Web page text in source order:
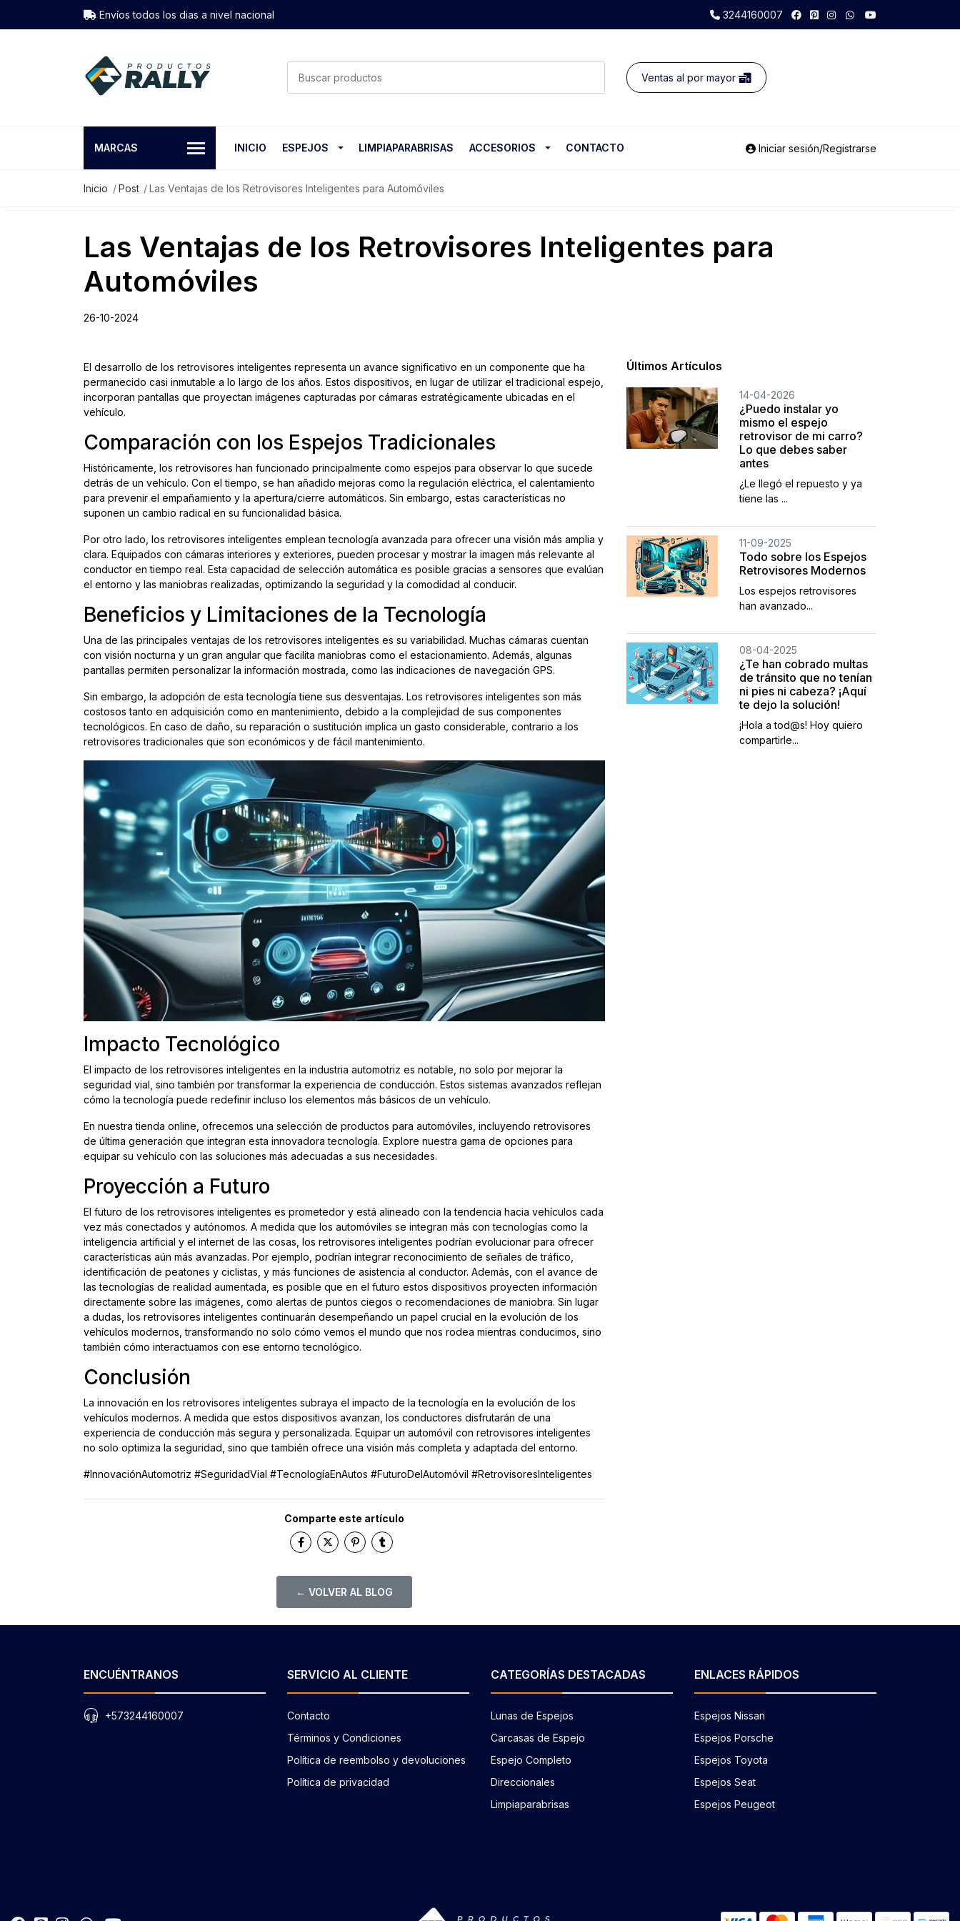
Envíos todos los dias a nivel nacional 3244160007
Ventas al por mayor
MARCAS INICIO ESPEJOS LIMPIAPARABRISAS ACCESORIOS CONTACTO Iniciar sesión/Registrarse
Inicio Post Las Ventajas de los Retrovisores Inteligentes para Automóviles
Las Ventajas de los Retrovisores Inteligentes para
Automóviles
26-10-2024
El desarrollo de los retrovisores inteligentes representa un avance significativo en un componente que ha
permanecido casi inmutable a lo largo de los años. Estos dispositivos, en lugar de utilizar el tradicional espejo,
incorporan pantallas que proyectan imágenes capturadas por cámaras estratégicamente ubicadas en el
vehículo.
Comparación con los Espejos Tradicionales
Históricamente, los retrovisores han funcionado principalmente como espejos para observar lo que sucede
detrás de un vehículo. Con el tiempo, se han añadido mejoras como la regulación eléctrica, el calentamiento
para prevenir el empañamiento y la apertura/cierre automáticos. Sin embargo, estas características no
suponen un cambio radical en su funcionalidad básica.
Por otro lado, los retrovisores inteligentes emplean tecnología avanzada para ofrecer una visión más amplia y
clara. Equipados con cámaras interiores y exteriores, pueden procesar y mostrar la imagen más relevante al
conductor en tiempo real. Esta capacidad de selección automática es posible gracias a sensores que evalúan
el entorno y las maniobras realizadas, optimizando la seguridad y la comodidad al conducir.
Beneficios y Limitaciones de la Tecnología
Una de las principales ventajas de los retrovisores inteligentes es su variabilidad. Muchas cámaras cuentan
con visión nocturna y un gran angular que facilita maniobras como el estacionamiento. Además, algunas
pantallas permiten personalizar la información mostrada, como las indicaciones de navegación GPS.
Sin embargo, la adopción de esta tecnología tiene sus desventajas. Los retrovisores inteligentes son más
costosos tanto en adquisición como en mantenimiento, debido a la complejidad de sus componentes
tecnológicos. En caso de daño, su reparación o sustitución implica un gasto considerable, contrario a los
retrovisores tradicionales que son económicos y de fácil mantenimiento.
Impacto Tecnológico
El impacto de los retrovisores inteligentes en la industria automotriz es notable, no solo por mejorar la
seguridad vial, sino también por transformar la experiencia de conducción. Estos sistemas avanzados reflejan
cómo la tecnología puede redefinir incluso los elementos más básicos de un vehículo.
En nuestra tienda online, ofrecemos una selección de productos para automóviles, incluyendo retrovisores
de última generación que integran esta innovadora tecnología. Explore nuestra gama de opciones para
equipar su vehículo con las soluciones más adecuadas a sus necesidades.
Proyección a Futuro
El futuro de los retrovisores inteligentes es prometedor y está alineado con la tendencia hacia vehículos cada
vez más conectados y autónomos. A medida que los automóviles se integran más con tecnologías como la
inteligencia artificial y el internet de las cosas, los retrovisores inteligentes podrían evolucionar para ofrecer
características aún más avanzadas. Por ejemplo, podrían integrar reconocimiento de señales de tráfico,
identificación de peatones y ciclistas, y más funciones de asistencia al conductor. Además, con el avance de
las tecnologías de realidad aumentada, es posible que en el futuro estos dispositivos proyecten información
directamente sobre las imágenes, como alertas de puntos ciegos o recomendaciones de maniobra. Sin lugar
a dudas, los retrovisores inteligentes continuarán desempeñando un papel crucial en la evolución de los
vehículos modernos, transformando no solo cómo vemos el mundo que nos rodea mientras conducimos, sino
también cómo interactuamos con ese entorno tecnológico.
Conclusión
La innovación en los retrovisores inteligentes subraya el impacto de la tecnología en la evolución de los
vehículos modernos. A medida que estos dispositivos avanzan, los conductores disfrutarán de una
experiencia de conducción más segura y personalizada. Equipar un automóvil con retrovisores inteligentes
no solo optimiza la seguridad, sino que también ofrece una visión más completa y adaptada del entorno.
#InnovaciónAutomotriz #SeguridadVial #TecnologíaEnAutos #FuturoDelAutomóvil #RetrovisoresInteligentes
Comparte este artículo
← VOLVER AL BLOG
Últimos Artículos
14-04-2026
¿Puedo instalar yo
mismo el espejo
retrovisor de mi carro?
Lo que debes saber
antes
¿Le llegó el repuesto y ya
tiene las ...
11-09-2025
Todo sobre los Espejos
Retrovisores Modernos
Los espejos retrovisores
han avanzado...
08-04-2025
¿Te han cobrado multas
de tránsito que no tenían
ni pies ni cabeza? ¡Aquí
te dejo la solución!
¡Hola a tod@s! Hoy quiero
compartirle...
ENCUÉNTRANOS
+573244160007
SERVICIO AL CLIENTE
Contacto
Términos y Condiciones
Política de reembolso y devoluciones
Política de privacidad
CATEGORÍAS DESTACADAS
Lunas de Espejos
Carcasas de Espejo
Espejo Completo
Direccionales
Limpiaparabrisas
ENLACES RÁPIDOS
Espejos Nissan
Espejos Porsche
Espejos Toyota
Espejos Seat
Espejos Peugeot